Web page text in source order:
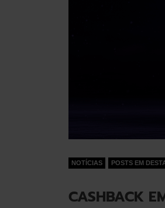
NOTÍCIAS POSTS EM
CASHBACK